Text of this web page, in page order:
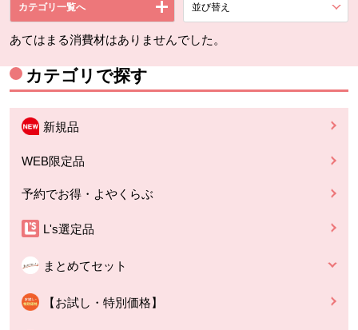
カテゴリ一覧へ 並び替え
あてはまる消費材はありませんでした。
カテゴリで探す
新規品
WEB限定品
予約でお得・よやくらぶ
L's選定品
まとめてセット
【お試し・特別価格】